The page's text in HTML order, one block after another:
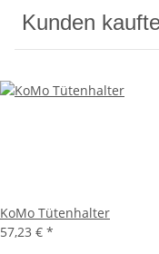
Kunden
KoMo Tütenhalter
57,23 € *